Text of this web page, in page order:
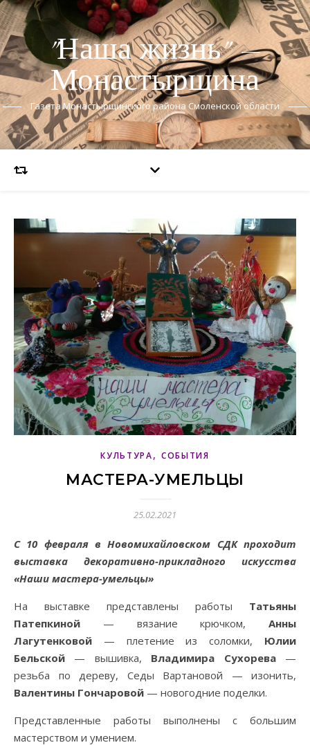
"Наша жизнь" —
Монастырщина
Газета Монастырщинского района Смоленской области
КУЛЬТУРА, СОБЫТИЯ
МАСТЕРА-УМЕЛЬЦЫ
25.02.2021
С 10 февраля в Новомихайловском СДК проходит
выставка декоративно-прикладного искусства
«Наши мастера-умельцы»
На выставке представлены работы Татьяны
Патепкиной — вязание крючком, Анны
Лагутенковой — плетение из соломки, Юлии
Бельской — вышивка, Владимира Сухорева—
резьба по дереву, Седы Вартановой — изонить,
Валентины Гончаровой — новогодние поделки.
Представленные работы выполнены с большим
мастерством и умением.